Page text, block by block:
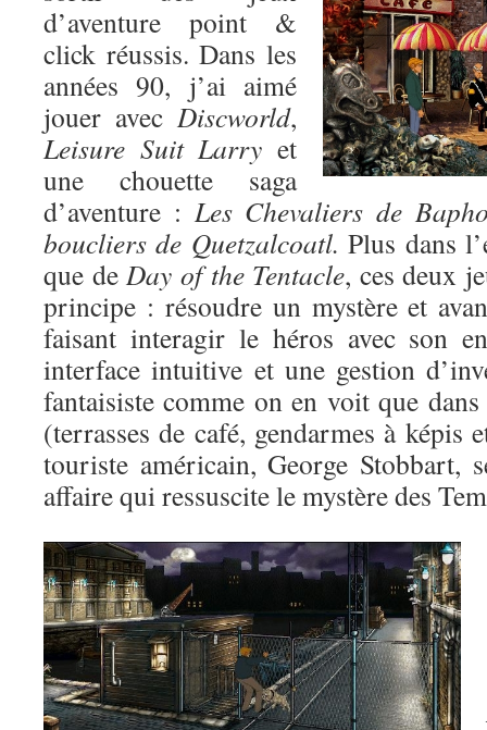
d’aventure point &
click réussis. Dans les
années 90, j’ai aimé
jouer avec Discworld,
Leisure Suit Larry et
une chouette saga
d’aventure : Les Chevaliers de
boucliers de Quetzalcoatl. Plus dans
que deDay of the Tentacle, ces deux
principe : résoudre un mystère et
faisant interagir le héros avec son
interface intuitive et une gestion
fantaisiste comme on en voit que
(terrasses de café, gendarmes à képis
touriste américain, George Stobbart,
affaire qui ressuscite le mystère des